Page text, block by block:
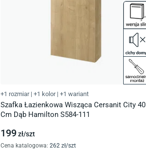
+1 rozmiar | +1 kolor | +1 wariant
Szafka Łazienkowa Wisząca Cersanit City 40
Cm Dąb Hamilton S584-111
199zł/szt
Cena katalogowa: 262 zł/szt